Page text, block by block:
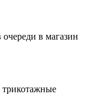
очереди в магазин
трикотажные